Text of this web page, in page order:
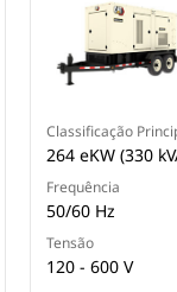
Classificação
264 eKW (330
Frequência
50/60 Hz
Tensão
120 - 600 V